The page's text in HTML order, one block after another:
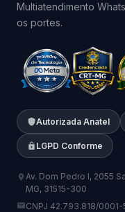
Multiatendimento
os portes.
Autorizada Anatel
LGPD Conforme
Av. Dom Pedro I, 2055
MG, 31515-300
CNPJ 42.793.818/0001-